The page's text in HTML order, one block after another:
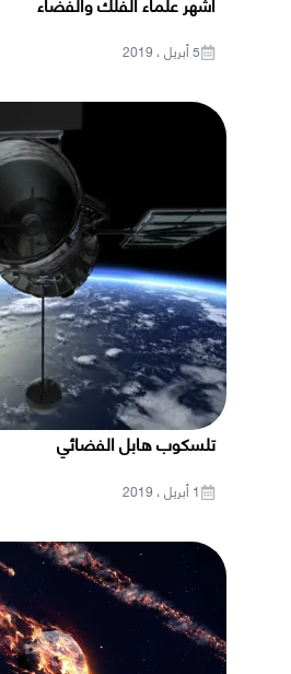
5 أبريل ، 2019
تلسكوب هابل الفضائي
1 أبريل ، 2019